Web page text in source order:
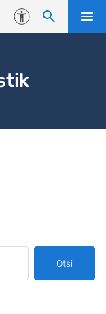
Juurdepääsetavus
Otsi